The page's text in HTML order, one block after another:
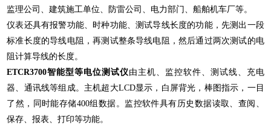
监理公司、建筑施工单位、防雷公司、电力部门、船舶机车厂等。
仪表还具有报警功能、时种功能、测试导线长度的功能，先测出一段
标准长度的导线电阻，再测试整条导线电阻，然后通过两次测试的电
阻计算导线的长度。
ETCR3700智能型等电位测试仪由主机、监控软件、测试线、充电
器、通讯线等组成。主机超大LCD显示，白屏背光，棒图指示，一目
了然，同时能存储400组数据。监控软件具有历史数据读取、查阅、
保存、报表、打印等功能。